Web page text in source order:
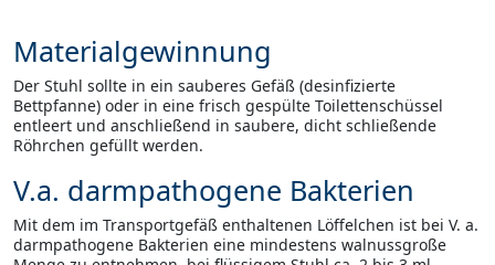
Materialgewinnung
Der Stuhl sollte in ein sauberes Gefäß (desinfizierte
Bettpfanne) oder in eine frisch gespülte Toilettenschüssel
entleert und anschließend in saubere, dicht schließende
Röhrchen gefüllt werden.
V.a. darmpathogene Bakterien
Mit dem im Transportgefäß enthaltenen Löffelchen ist bei V. a.
darmpathogene Bakterien eine mindestens walnussgroße